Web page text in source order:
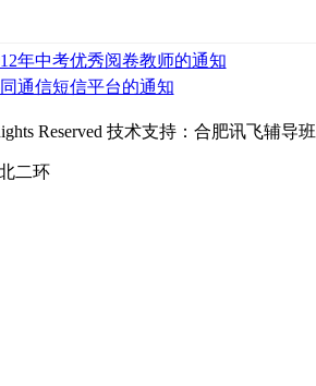
年中考优秀阅卷教师的通知
通信短信平台的通知
Reserved 技术支持： 合肥讯飞辅导班
二环